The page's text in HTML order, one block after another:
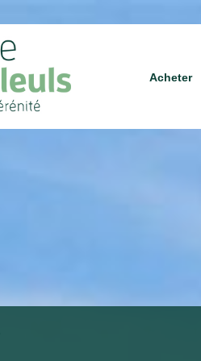
Acheter